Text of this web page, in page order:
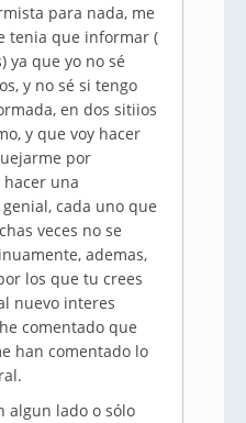
para nada, me
tenia que informar (
ya que yo no sé
y no sé si tengo
en dos sitiios
y que voy hacer
por
una
cada uno que
veces no se
ademas,
los que tu crees
nuevo interes
comentado que
han comentado lo
algun lado o sólo